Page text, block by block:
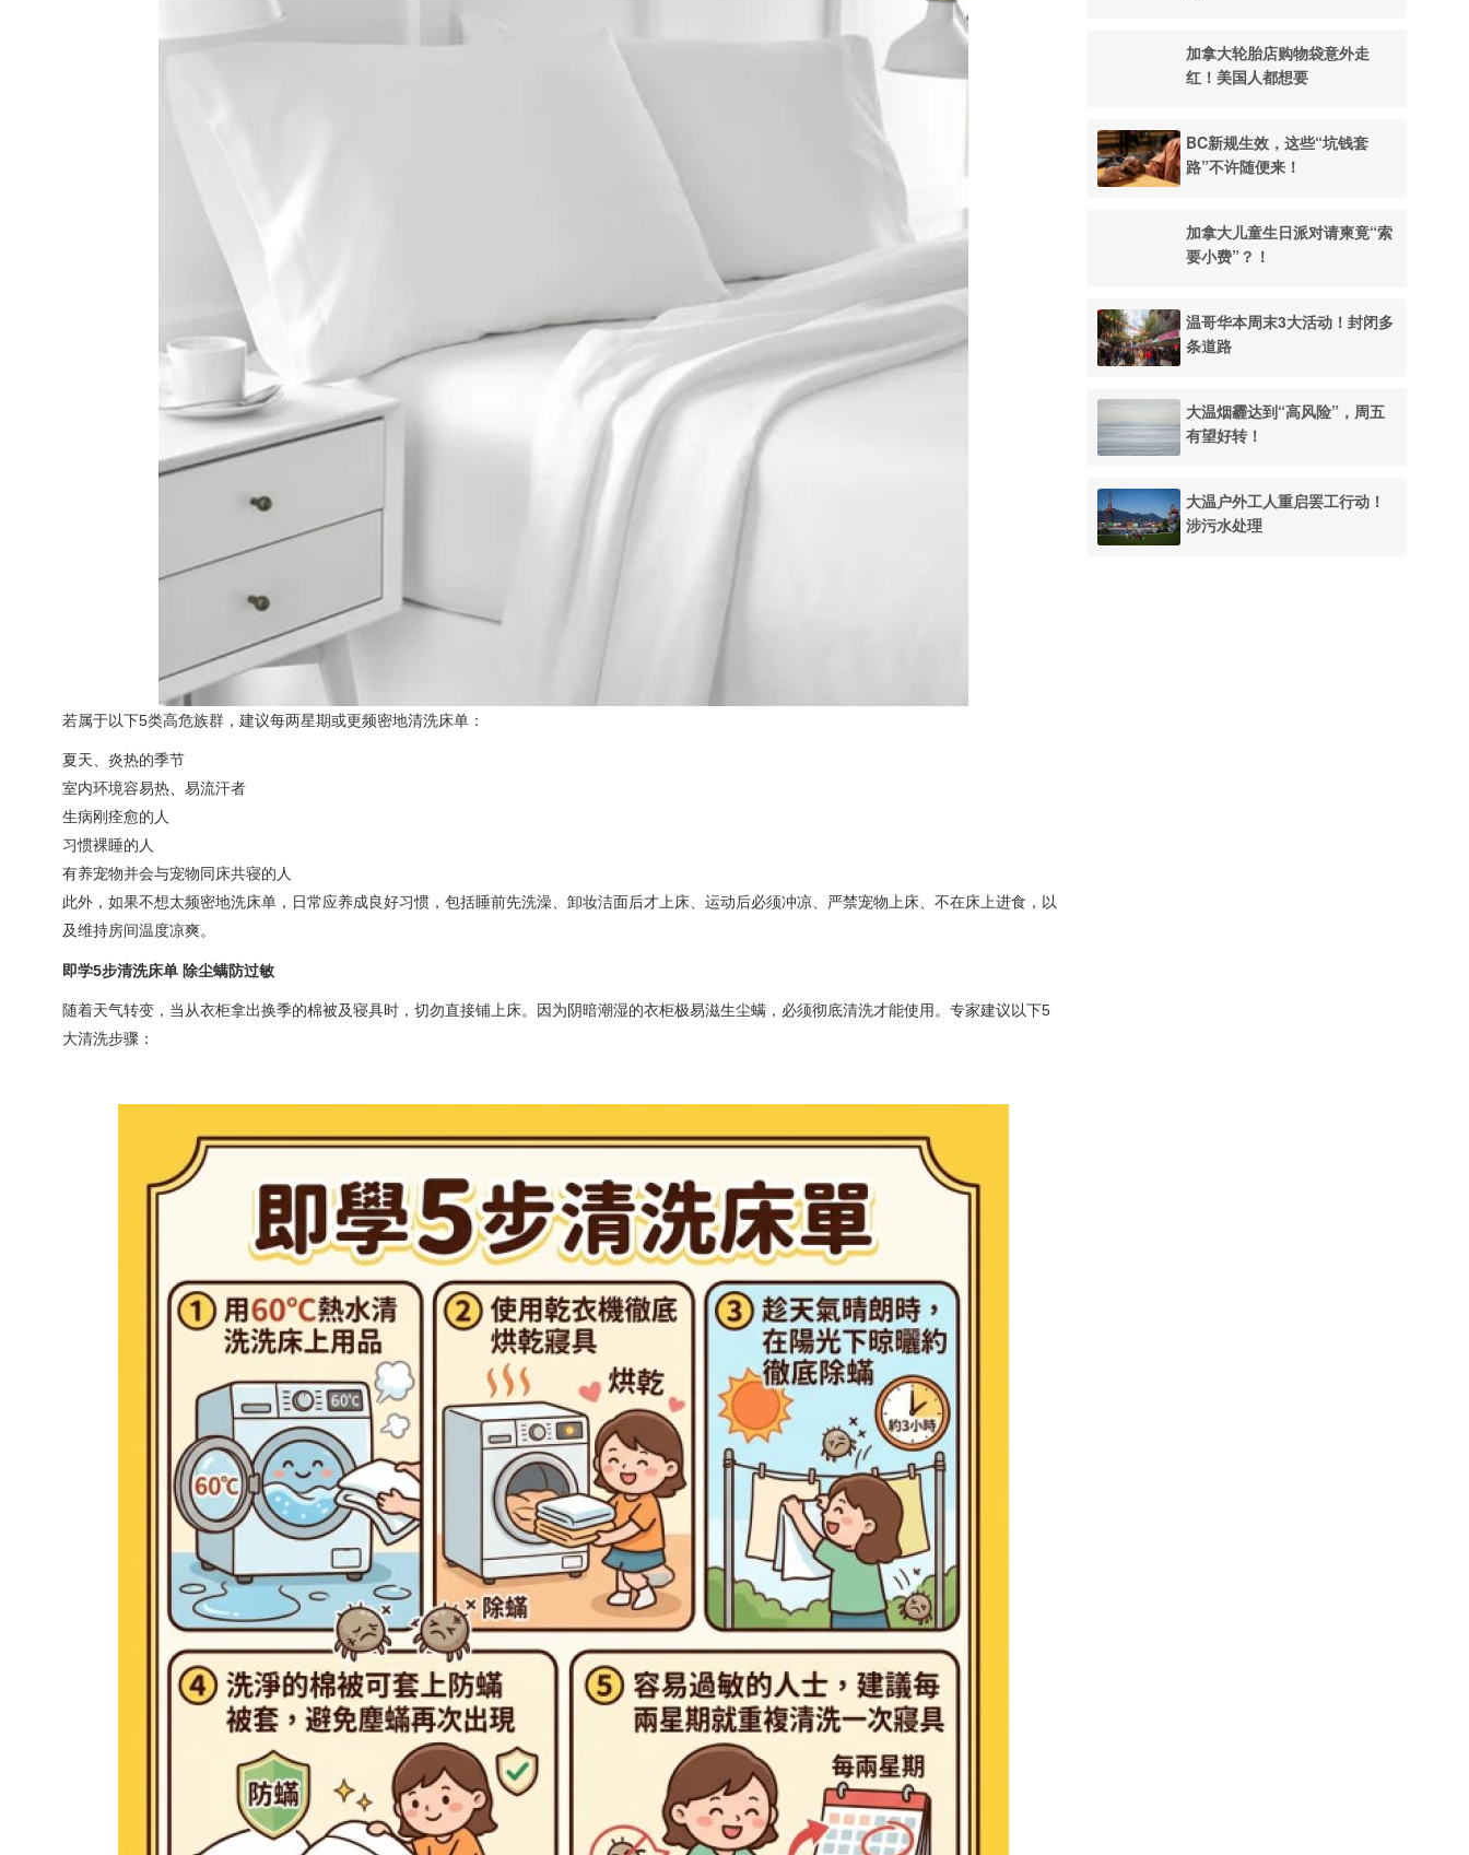
若属于以下5类高危族群，建议每两星期或更频密地清洗床单：
夏天、炎热的季节
室内环境容易热、易流汗者
生病刚痊愈的人
习惯裸睡的人
有养宠物并会与宠物同床共寝的人
此外，如果不想太频密地洗床单，日常应养成良好习惯，包括睡前先洗澡、卸妆洁面后才上床、运动后必须冲凉、严禁宠物上床、不在床上进食，以
及维持房间温度凉爽。
即学5步清洗床单 除尘螨防过敏
随着天气转变，当从衣柜拿出换季的棉被及寝具时，切勿直接铺上床。因为阴暗潮湿的衣柜极易滋生尘螨，必须彻底清洗才能使用。专家建议以下5
大清洗步骤：
加拿大轮胎店购物袋意外走
红！美国人都想要
BC新规生效，这些“坑钱套
路”不许随便来！
加拿大儿童生日派对请柬竟“索
要小费”？！
温哥华本周末3大活动！封闭多
条道路
大温烟霾达到“高风险”，周五
有望好转！
大温户外工人重启罢工行动！
涉污水处理